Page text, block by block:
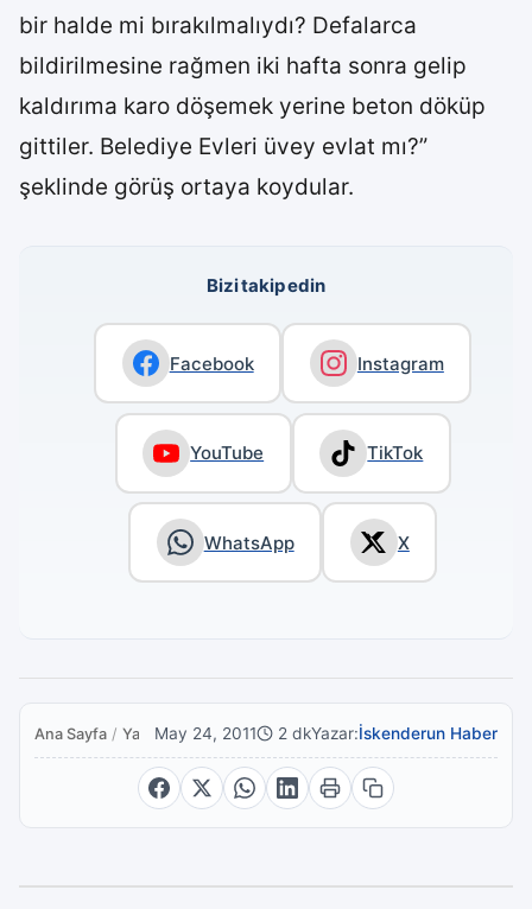
bir halde mi bırakılmalıydı? Defalarca
bildirilmesine rağmen iki hafta sonra gelip
kaldırıma karo döşemek yerine beton döküp
gittiler. Belediye Evleri üvey evlat mı?”
şeklinde görüş ortaya koydular.
Bizi takip edin
Facebook Instagram
YouTube TikTok
WhatsApp X
Ana Sayfa / YaşamMay 24, 2011 2 dkYazar:İskenderun Haber